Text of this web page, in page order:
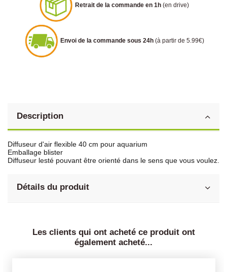
Retrait de la commande en 1h (en drive)
Envoi de la commande sous 24h (à partir de 5.99€)
Description
Diffuseur d'air flexible 40 cm pour aquarium
Emballage blister
Diffuseur lesté pouvant être orienté dans le sens que vous voulez.
Détails du produit
Les clients qui ont acheté ce produit ont
également acheté...